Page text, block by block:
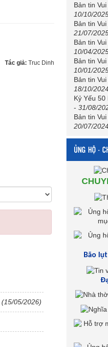
Tác giả: Truc Dinh
(15/05/2026)
Bản tin
10/10/
Bản tin
21/07/
Bản tin
10/04/
Bản tin
10/01/
Bản tin
18/10/
Kỷ Yếu
- 31/08/
Bản tin
20/07/
ỦNG HỘ -
Bão